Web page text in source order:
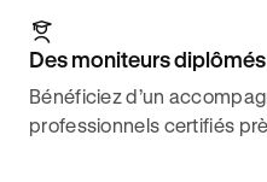
Des moniteurs diplômés
Bénéficiez d’un
professionnels certifiés